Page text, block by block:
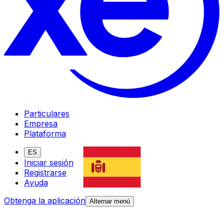
Particulares
Empresa
Plataforma
ES
Iniciar sesión
Registrarse
Ayuda
Obtenga la aplicación Alternar menú